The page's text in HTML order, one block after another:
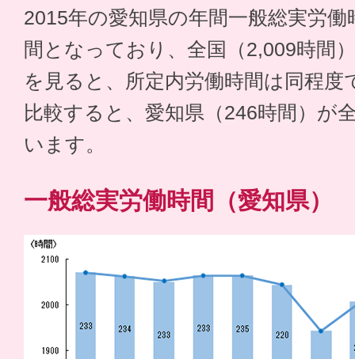
2015年の愛知県の年間一般総実労
間となっており、全国（2,009時間
を見ると、所定内労働時間は同程
比較すると、愛知県（246時間）が
います。
一般総実労働時間（愛知県）